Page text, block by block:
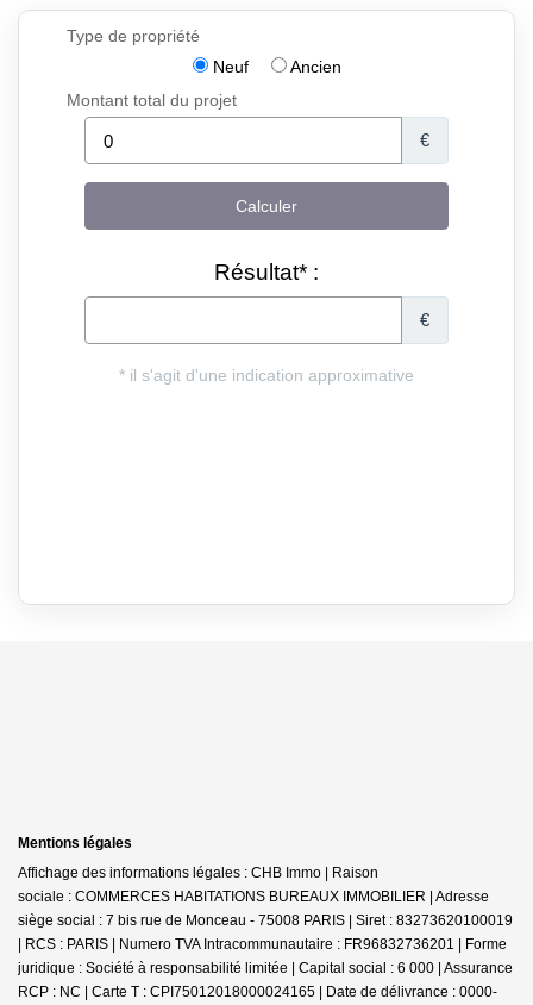
Mentions légales
Affichage des informations légales : CHB Immo | Raison
sociale : COMMERCES HABITATIONS BUREAUX IMMOBILIER | Adresse
siège social : 7 bis rue de Monceau - 75008 PARIS | Siret : 83273620100019
| RCS : PARIS | Numero TVA Intracommunautaire : FR96832736201 | Forme
juridique : Société à responsabilité limitée | Capital social : 6 000 | Assurance
RCP : NC | Carte T : CPI75012018000024165 | Date de délivrance : 0000-